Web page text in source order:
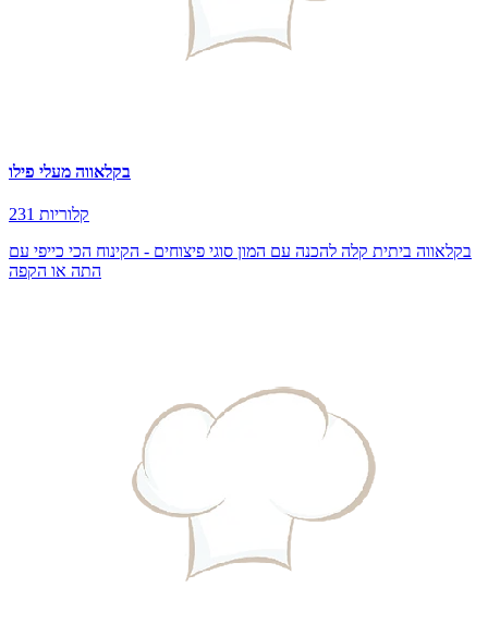
בקלאווה מעלי פילו
231 קלוריות
בקלאווה ביתית קלה להכנה עם המון סוגי פיצוחים - הקינוח הכי כייפי עם
התה או הקפה